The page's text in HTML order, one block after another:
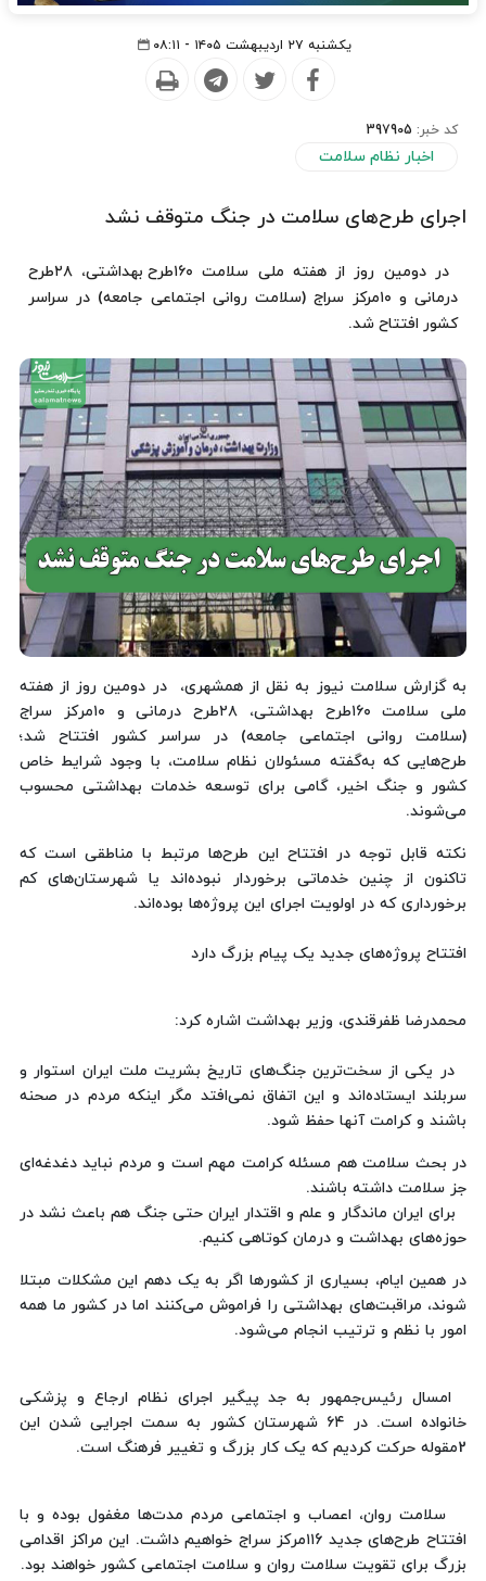
یکشنبه ۲۷ اردیبهشت ۱۴۰۵ - ۰۸:۱۱
کد خبر: 397905
اخبار نظام سلامت
اجرای طرح‌های سلامت در جنگ متوقف نشد
در دومین روز از هفته ملی سلامت ۱۶۰طرح بهداشتی، ۲۸طرح
درمانی و ۱۰مرکز سراج (سلامت روانی اجتماعی جامعه) در سراسر
کشور افتتاح شد.
به گزارش سلامت نیوز به نقل از همشهری، در دومین روز از هفته
ملی سلامت ۱۶۰طرح بهداشتی، ۲۸طرح درمانی و ۱۰مرکز سراج
(سلامت روانی اجتماعی جامعه) در سراسر کشور افتتاح شد؛
طرح‌هایی که به‌گفته مسئولان نظام سلامت، با وجود شرایط خاص
کشور و جنگ اخیر، گامی برای توسعه خدمات بهداشتی محسوب
می‌شوند.
نکته قابل توجه در افتتاح این طرح‌ها مرتبط با مناطقی است که
تاکنون از چنین خدماتی برخوردار نبوده‌اند یا شهرستان‌های کم
برخورداری که در اولویت اجرای این پروژه‌ها بوده‌اند.
افتتاح پروژه‌های جدید یک پیام بزرگ دارد
محمدرضا ظفرقندی، وزیر بهداشت اشاره کرد:
در یکی از سخت‌ترین جنگ‌های تاریخ بشریت ملت ایران استوار و
سربلند ایستاده‌اند و این اتفاق نمی‌افتد مگر اینکه مردم در صحنه
باشند و کرامت آنها حفظ شود.
در بحث سلامت هم مسئله کرامت مهم است و مردم نباید دغدغه‌ای
جز سلامت داشته باشند.
برای ایران ماندگار و علم و اقتدار ایران حتی جنگ هم باعث نشد در
حوزه‌های بهداشت و درمان کوتاهی کنیم.
در همین ایام، بسیاری از کشورها اگر به یک دهم این مشکلات مبتلا
شوند، مراقبت‌های بهداشتی را فراموش می‌کنند اما در کشور ما همه
امور با نظم و ترتیب انجام می‌شود.
امسال رئیس‌جمهور به جد پیگیر اجرای نظام ارجاع و پزشکی
خانواده است. در ۶۴ شهرستان کشور به سمت اجرایی شدن این
2مقوله حرکت کردیم که یک کار بزرگ و تغییر فرهنگ است.
سلامت روان، اعصاب و اجتماعی مردم مدت‌ها مغفول بوده و با
افتتاح طرح‌های جدید ۱۱6مرکز سراج خواهیم داشت. این مراکز اقدامی
بزرگ برای تقویت سلامت روان و سلامت اجتماعی کشور خواهند بود.